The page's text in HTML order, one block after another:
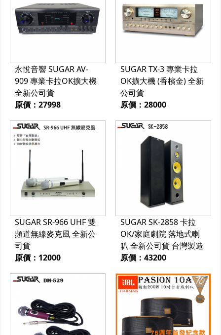
永悅音響 SUGAR AV-
909 專業卡拉OK擴大機
全新公司貨
原價：27998
SUGAR TX-3 專業卡拉
OK擴大機 (香檳金) 全新
公司貨
原價：28000
SUGAR SR-966 UHF 雙
頻道無線麥克風 全新公
司貨
原價：12000
SUGAR SK-2858 卡拉
OK/家庭劇院 落地式喇
叭 全新公司貨 台灣製造
原價：43200